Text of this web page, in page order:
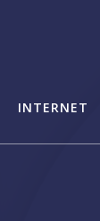
INTERNET